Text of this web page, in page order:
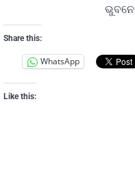
ଭୁବନେଶ୍ୱର,୧୮/
Share this:
WhatsApp
Like this: